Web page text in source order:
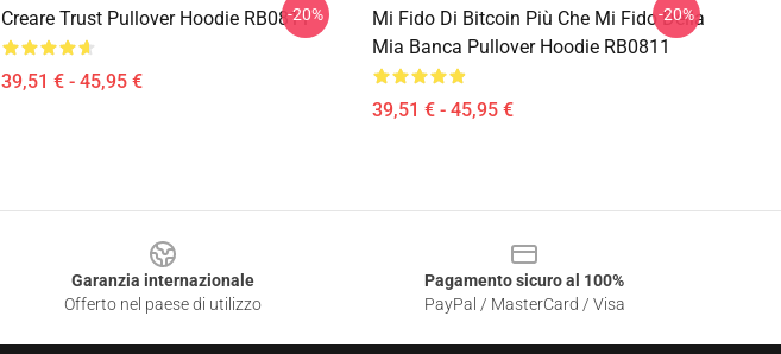
Creare Trust Pullover Hoodie RB0811
39,51 € - 45,95 €
-20%
Mi Fido Di Bitcoin Più Che Mi Fido Della
Mia Banca Pullover Hoodie RB0811
39,51 € - 45,95 €
-20%
Garanzia internazionale
Offerto nel paese di utilizzo
Pagamento sicuro al 100%
PayPal / MasterCard / Visa